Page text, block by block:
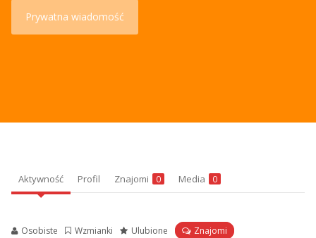
Prywatna wiadomość
Aktywność Profil Znajomi 0 Media 0
Osobiste Wzmianki Ulubione Znajomi